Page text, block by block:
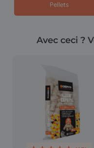
Pellets
Avec ceci ?